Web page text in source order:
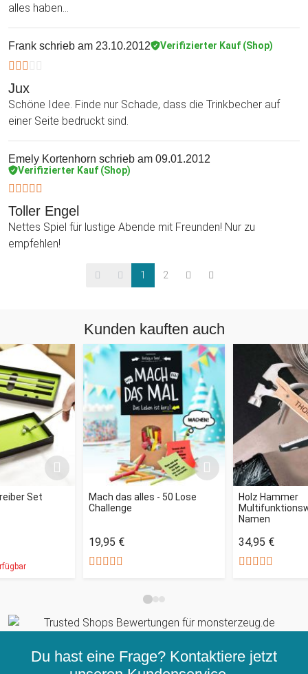
alles haben...
Frank schrieb am 23.10.2012 Verifizierter Kauf (Shop)
Jux
Schöne Idee. Finde nur Schade, dass die Trinkbecher auf
einer Seite bedruckt sind.
Emely Kortenhorn schrieb am 09.01.2012
Verifizierter Kauf (Shop)
Toller Engel
Nettes Spiel für lustige Abende mit Freunden! Nur zu
empfehlen!
1 2
Kunden kauften auch
Set
Mach das alles - 50 Lose
Challenge
19,95 €
Holz Hammer
Namen
34,95 €
Du hast eine Frage? Kontaktiere jetzt